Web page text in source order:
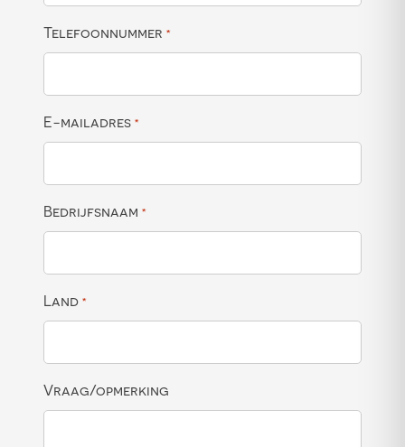
Telefoonnummer *
E-mailadres *
Bedrijfsnaam *
Land *
Vraag/opmerking